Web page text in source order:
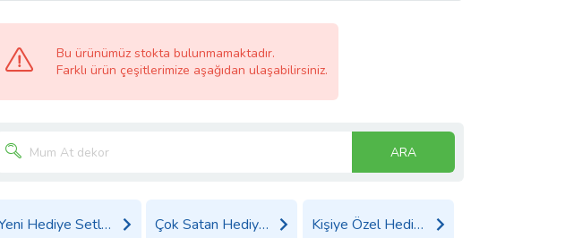
Bu ürünümüz stokta bulunmamaktadır.
Farklı ürün çeşitlerimize aşağıdan ulaşabilirsiniz.
ARA
Yeni Hediye Setleri Çok Satan Hediyeler Kişiye Özel Hediyeler